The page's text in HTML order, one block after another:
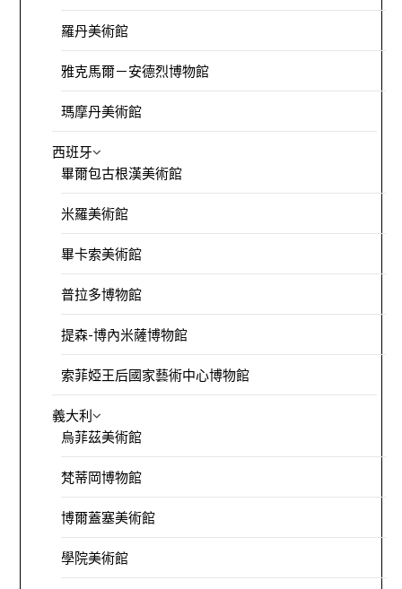
羅丹美術館
雅克馬爾－安德烈博物館
瑪摩丹美術館
西班牙
畢爾包古根漢美術館
米羅美術館
畢卡索美術館
普拉多博物館
提森-博內米薩博物館
索菲婭王后國家藝術中心博物館
義大利
烏菲茲美術館
梵蒂岡博物館
博爾蓋塞美術館
學院美術館